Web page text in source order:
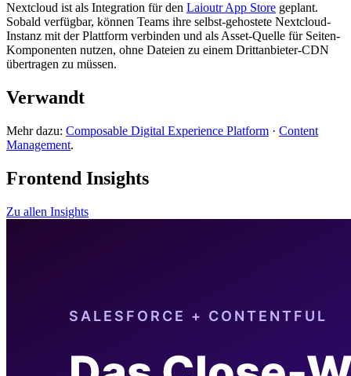
Nextcloud ist als Integration für den Laioutr App Store geplant.
Sobald verfügbar, können Teams ihre selbst-gehostete Nextcloud-
Instanz mit der Plattform verbinden und als Asset-Quelle für Seiten-
Komponenten nutzen, ohne Dateien zu einem Drittanbieter-CDN
übertragen zu müssen.
Verwandt
Mehr dazu: Composable Digital Experience Platform · Content
Management.
Frontend Insights
Zu allen Insights